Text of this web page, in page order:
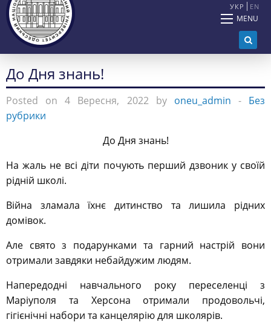
УКР EN
MENU
До Дня знань!
Posted on 4 Вересня, 2022 by oneu_admin - Без
рубрики
До Дня знань!
На жаль не всі діти почують перший дзвоник у своїй
рідній школі.
Війна зламала їхнє дитинство та лишила рідних
домівок.
Але свято з подарунками та гарний настрій вони
отримали завдяки небайдужим людям.
Напередодні навчального року переселенці з
Маріуполя та Херсона отримали продовольчі,
гігієнічні набори та канцелярію для школярів.